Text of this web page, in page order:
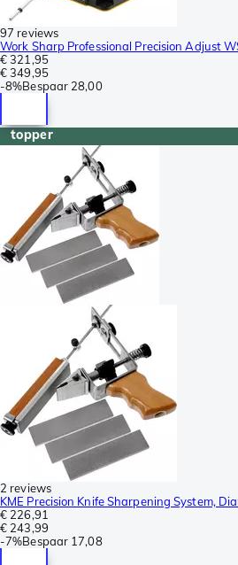
97 reviews
Work Sharp Professional Precision Adjust
€ 321,95
€ 349,95
-8%Bespaar 28,00
topper
2 reviews
KME Precision Knife Sharpening System,
€ 226,91
€ 243,99
-7%Bespaar 17,08